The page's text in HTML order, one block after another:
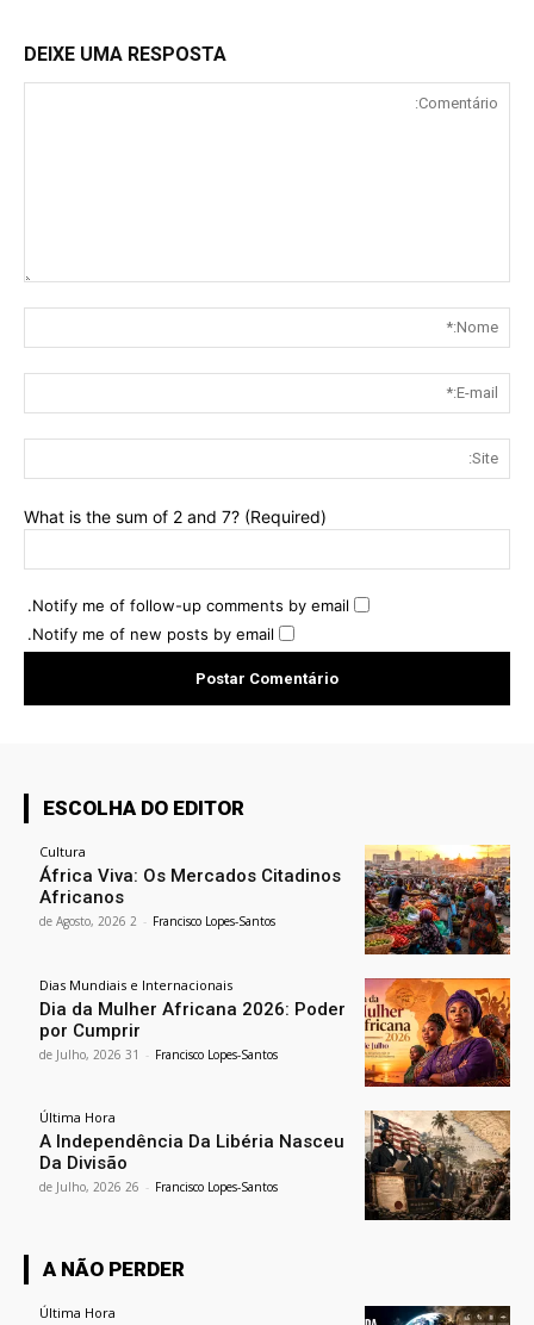
DEIXE UMA RESPOSTA
What is the sum of 2 and 7? (Required)
Notify me of follow-up comments by email.
Notify me of new posts by email.
ESCOLHA DO EDITOR
Cultura
África Viva: Os Mercados Citadinos
Africanos
Francisco Lopes-Santos
-
2 de Agosto, 2026
Dias Mundiais e Internacionais
Dia da Mulher Africana 2026: Poder
por Cumprir
Francisco Lopes-Santos
-
31 de Julho, 2026
Última Hora
A Independência Da Libéria Nasceu
Da Divisão
Francisco Lopes-Santos
-
26 de Julho, 2026
A NÃO PERDER
Última Hora